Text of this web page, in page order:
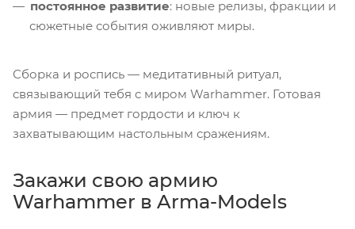
постоянное развитие: новые релизы, фракции и
сюжетные события оживляют миры.
Сборка и роспись — медитативный ритуал,
связывающий тебя с миром Warhammer. Готовая
армия — предмет гордости и ключ к
захватывающим настольным сражениям.
Закажи свою армию
Warhammer в Arma-Models